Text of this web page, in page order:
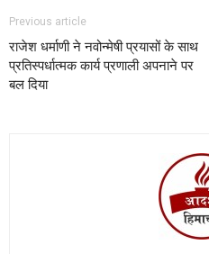
Previous article
राजेश धर्माणी ने नवोन्मेषी प्रयासों के साथ
प्रतिस्पर्धात्मक कार्य प्रणाली अपनाने पर
बल दिया